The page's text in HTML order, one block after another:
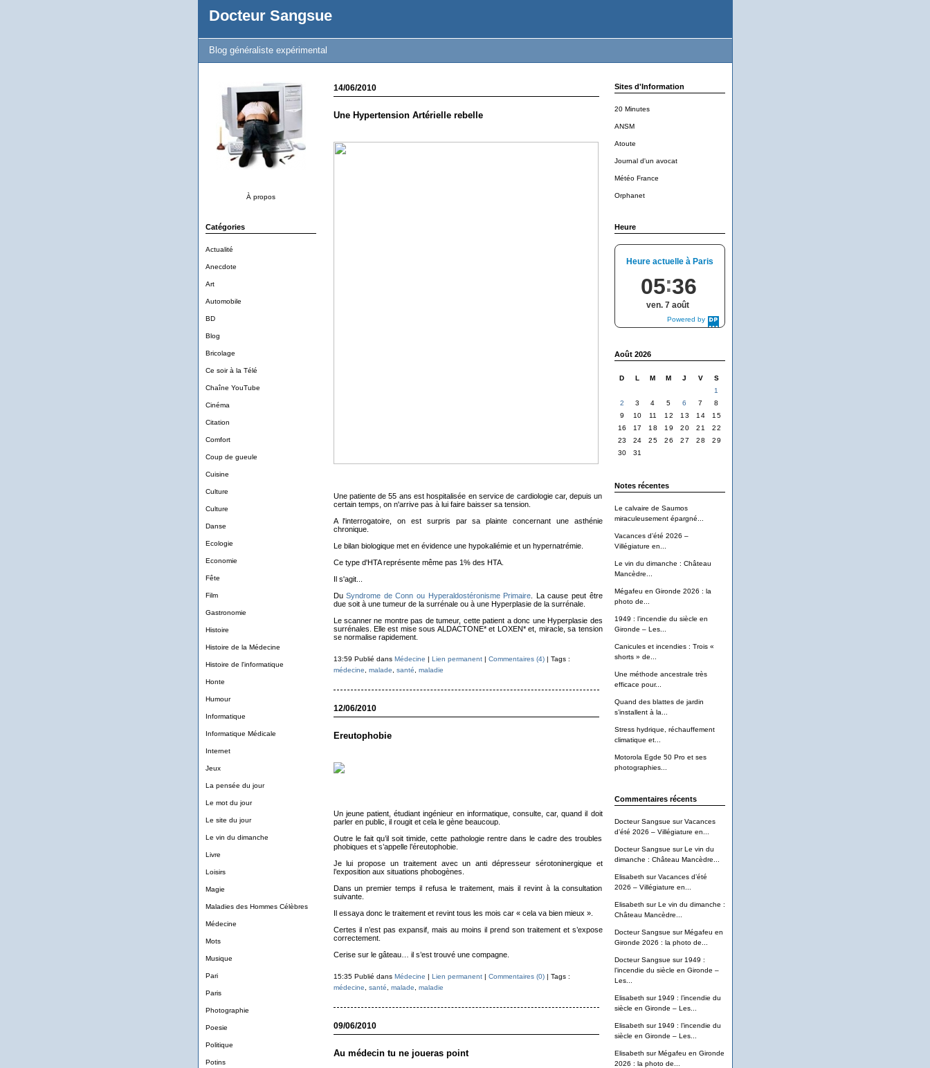
Docteur Sangsue
Blog généraliste expérimental
À propos
Catégories
Actualité
Anecdote
Art
Automobile
BD
Blog
Bricolage
Ce soir à la Télé
Chaîne YouTube
Cinéma
Citation
Comfort
Coup de gueule
Cuisine
Culture
Culture
Danse
Ecologie
Economie
Fête
Film
Gastronomie
Histoire
Histoire de la Médecine
Histoire de l'informatique
Honte
Humour
Informatique
Informatique Médicale
Internet
Jeux
La pensée du jour
Le mot du jour
Le site du jour
Le vin du dimanche
Livre
Loisirs
Magie
Maladies des Hommes Célèbres
Médecine
Mots
Musique
Pari
Paris
Photographie
Poesie
Politique
Potins
Sites d'Information
20 Minutes
ANSM
Atoute
Journal d'un avocat
Météo France
Orphanet
Heure
Powered by
DaysPedia.com
Heure actuelle à Paris
05 36
ven. 7 août
Août 2026
D L M M J V
S
1
2
3 4 5 6 7
8
9
10 11 12 13 14
15
16
17 18 19 20 21
22
23
24 25 26 27 28
29
30
31
Notes récentes
Le calvaire de Saumos
miraculeusement épargné...
Vacances d’été 2026 –
Villégiature en...
Le vin du dimanche : Château
Mancèdre...
Mégafeu en Gironde 2026 : la
photo de...
1949 : l’incendie du siècle en
Gironde – Les...
Canicules et incendies : Trois «
shorts » de...
Une méthode ancestrale très
efficace pour...
Quand des blattes de jardin
s’installent à la...
Stress hydrique, réchauffement
climatique et...
Motorola Egde 50 Pro et ses
photographies...
Commentaires récents
Docteur Sangsue surVacances
d’été 2026 – Villégiature en...
Docteur Sangsue surLe vin du
dimanche : Château Mancèdre...
Elisabeth surVacances d’été
2026 – Villégiature en...
Elisabeth surLe vin du dimanche :
Château Mancèdre...
Docteur Sangsue surMégafeu en
Gironde 2026 : la photo de...
Docteur Sangsue sur 1949 :
l’incendie du siècle en Gironde –
Les...
Elisabeth sur 1949 : l’incendie du
siècle en Gironde – Les...
Elisabeth sur 1949 : l’incendie du
siècle en Gironde – Les...
Elisabeth surMégafeu en Gironde
2026 : la photo de...
14/06/2010
Une Hypertension Artérielle rebelle
Une patiente de 55 ans est hospitalisée en service de cardiologie car, depuis un
certain temps, on n'arrive pas à lui faire baisser sa tension.
A l'interrogatoire, on est surpris par sa plainte concernant une asthénie
chronique.
Le bilan biologique met en évidence une hypokaliémie et un hypernatrémie.
Ce type d'HTA représente même pas 1% des HTA.
Il s'agit...
DuSyndrome de Conn ou Hyperaldostéronisme Primaire . La cause peut être
due soit à une tumeur de la surrénale ou à une Hyperplasie de la surrénale.
Le scanner ne montre pas de tumeur, cette patient a donc une Hyperplasie des
surrénales. Elle est mise sous ALDACTONE* et LOXEN* et, miracle, sa tension
se normalise rapidement.
13:59 Publié dans Médecine | Lien permanent| Commentaires (4)| Tags :
médecine
malade santé maladie
12/06/2010
Ereutophobie
Un jeune patient, étudiant ingénieur en informatique, consulte, car, quand il doit
parler en public, il rougit et cela le gène beaucoup.
Outre le fait qu’il soit timide, cette pathologie rentre dans le cadre des troubles
phobiques et s’appelle l’éreutophobie.
Je lui propose un traitement avec un anti dépresseur sérotoninergique et
l’exposition aux situations phobogènes.
Dans un premier temps il refusa le traitement, mais il revint à la consultation
suivante.
Il essaya donc le traitement et revint tous les mois car « cela va bien mieux ».
Certes il n’est pas expansif, mais au moins il prend son traitement et s’expose
correctement.
Cerise sur le gâteau… il s’est trouvé une compagne.
15:35 Publié dans Médecine | Lien permanent| Commentaires (0)| Tags :
médecine
santé malade maladie
09/06/2010
Au médecin tu ne joueras point